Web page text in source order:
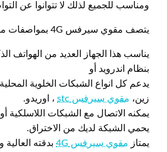
ومناسب للجميع لذلك لا تتوانوا عن
يتصف مقوي سيرفس 4G بمواصفات ممتازة ومنها:
يناسب هذا الجهاز العديد من الهواتف
بنظام اندرويد أو
يدعم كل انواع الشبكات الخلوية
زين، مقوي سيرفس stc
، اوريدو.
يمكنه الاتصال مع الشبكات اللاسلكية
يحمي الشبكة لديك من الاختراق.
يمتاز مقوي سيرفس 4G
بدقته